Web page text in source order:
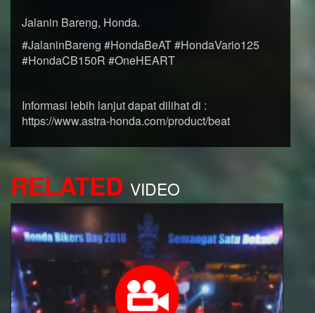
Jalanin Bareng, Honda.
#JalaninBareng #HondaBeAT #HondaVario125
#HondaCB150R #OneHEART
Informasi lebih lanjut dapat dilihat di :
https://www.astra-honda.com/product/beat
RELATED VIDEO